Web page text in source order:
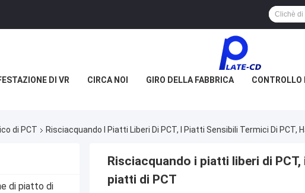
DI VR CIRCA NOI GIRO DELLA FABBRICA CONTROLLO
di PCT Risciacquando I Piatti Liberi Di PCT, I Piatti Sensibili Termici Di PCT,
di piatto di
Risciacquando i piatti liberi di
piatti di PCT